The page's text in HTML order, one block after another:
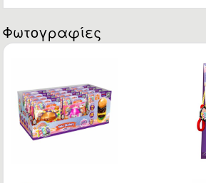
Φωτογραφίες